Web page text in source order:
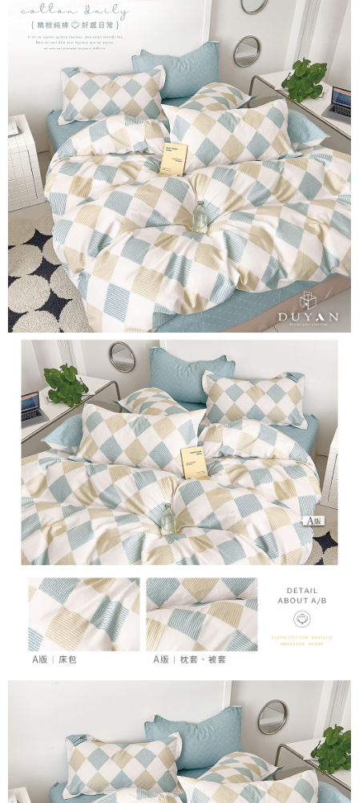
流程，驗證手機門號後，選擇欲分期的期數、繳款截止日，確認付款後即完
成交易。
3.實際核准額度、可分期數及費用金額請依後續交易確認頁面所載為準。
4.訂單成立30分鐘內，如未前往確認交易或遇審核未通過，訂單將自動取
消。如遇「轉專審核」未通過狀況，表示未達大哥付你分期系統評分，恕無
法說明評估內容。
【繳款方式說明】
1.分期款項不併入電信帳單，「大哥付你分期」於每月結算日後寄送繳費提
醒簡訊。
2.透過簡訊連結打開帳單後，可選擇「超商條碼／台灣大直營門市／銀行轉
帳／街口支付／iPASS MONEY」等通路繳費。
【注意事項】
1.本服務係由「台灣大哥大股份有限公司」（以下簡稱本公司）所提供，讓
用戶於交易時，得透過本服務購買商品或服務，並由商店將買賣／分期付款
買賣價金債權讓與本公司後，依約使用本公司帳單繳交帳款。
2.基於同意付款使用「大哥付你分期」之契約關係目的，商店將以您的個人
資料（包含姓名、電話或地址）提供予台灣大哥大進項蒐集、處理及利用，
由本公司與您本人進行分期帳單所需資料之確認、核對及更正。
3.完整用戶服務條款，請詳閱以下連結：
https://oppay.tw/userRule
【關於「AFTEE先享後付」】
AFTEE先享後付是「在收到商品之後才付款」的支付方式。 讓您購物簡單
便利好安心！
１．簡單：不需註冊會員、不需綁卡、不需儲值。
２．便利：只要手機號碼，簡訊認證，即可結帳。
３．安心：先確認商品／服務後，再付款。
【「AFTEE先享後付」結帳流程】
１．於結帳方式選擇「AFTEE先享後付」後，將跳轉至「AFTEE先享後付」
結帳頁面，進行簡訊認證並確認金額後，即可完成結帳。
２．訂單成立數日內，您將收到繳費通知簡訊。
３．收到繳費通知簡訊後14天內，點擊此簡訊中的連結，可透過四大超商／
ATM／網路銀行／等多元方式進行付款，方視為交易完成。
※ 請注意：結帳手續完成當下不需立刻繳費，但若您需要取消訂單，請聯絡
購買商品的店家。未經商家同意取消之訂單仍視為有效，需透過AFTEE先享
後付繳納相關費用。
※ 交易是否成功請以「AFTEE先享後付 」之結帳頁面顯示為準，若有關於
是否繳費成功／繳費後需取消欲退款等相關疑問，請聯繫「AFTEE先享後付
客戶支援中心」https://netprotections.freshdesk.com/support/home
【注意事項】
１．透過由恩沛科技股份有限公司提供之「AFTEE先享後付」服務完成之交
易，需依本服務之必要範圍內提供個人資料，並將交易相關給付款項請求債
權轉讓予恩沛科技股份有限公司。
２．關於個人資料處理事宜，請瀏覽以下網址：
https://aftee.tw/terms/#terms3
３．未成年的使用者請事先徵得法定代理人或監護人之同意方可使用
「AFTEE先享後付」，若未經同意申辦者引起之損失，本公司不負相關責
任。
４．使用「AFTEE先享後付」時，將依據個別帳號之用戶狀況，依本公司即
時審查核予不同之上限額度；若仍有額度不足之情形，本公司將視審查結果
請求用戶進行身份認證。
５．嚴禁一人註冊多個帳號或使用他人資訊註冊。若發現惡意使用之情形，
恩沛科技股份有限公司將有權停止該用戶之使用額度並採取法律行動。
Hami Point
相關說明
「Hami Point」為中華電信所提供之點數服務，可於會員專區綁定中華電信
會員帳號後，即可在購物車使用 Hami Point 折抵消費金額 (1點等於1元)。
運送方式
全家取貨付款
每筆NT$60，滿NT$699(含以上)免運費
付款後全家取貨
每筆NT$60，滿NT$699(含以上)免運費
7-11取貨付款
每筆NT$60，滿NT$999(含以上)免運費
付款後7-11取貨
每筆NT$60，滿NT$999(含以上)免運費
新竹貨運
每筆NT$80，滿NT$999(含以上)免運費